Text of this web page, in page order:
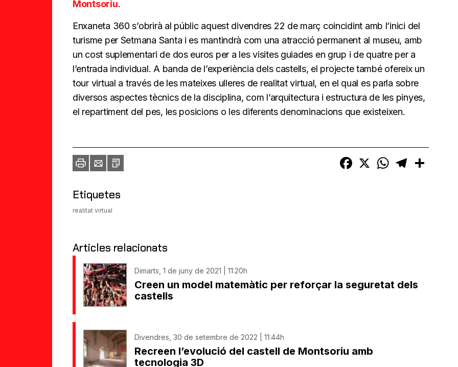
Montsoriu.
Enxaneta 360 s’obrirà al públic aquest divendres 22 de març coincidint amb l’inici del
turisme per Setmana Santa i es mantindrà com una atracció permanent al museu, amb
un cost suplementari de dos euros per a les visites guiades en grup i de quatre per a
l’entrada individual. A banda de l’experiència dels castells, el projecte també ofereix un
tour virtual a través de les mateixes ulleres de realitat virtual, en el qual es parla sobre
diversos aspectes tècnics de la disciplina, com l’arquitectura i estructura de les pinyes,
el repartiment del pes, les posicions o les diferents denominacions que existeixen.
ImprimirEnvia
un
PDF Facebook
X WhatsAppTelegram
Etiquetes
realitat virtual
Articles relacionats
Dimarts, 1 de juny de 2021 | 11:20h
Creen un model matemàtic per reforçar la seguretat dels
castells
Divendres, 30 de setembre de 2022 | 11:44h
Recreen l’evolució del castell de Montsoriu amb
tecnologia 3D